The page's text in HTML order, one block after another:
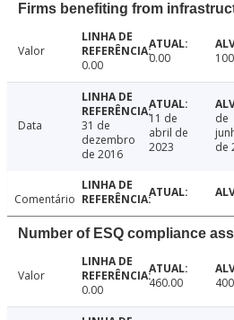
Firms benefiting from
Valor
0.00
0.00
Data
31 de
dezembro
de 2016
11 de
abril de
2023
de
de
Comentário
Number of ESQ compliance
Valor
0.00
460.00